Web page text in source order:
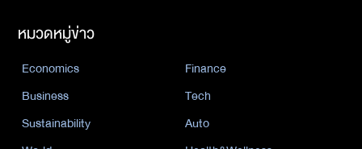
หมวดหมู่ข่าว
Economics
Finance
Business
Tech
Sustainability
Auto